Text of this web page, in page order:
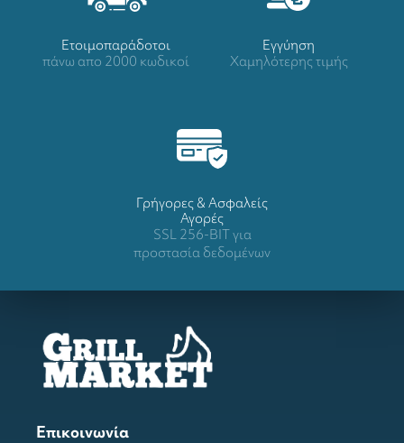
Ετοιμοπαράδοτοι
πάνω απο 2000 κωδικοί
Eγγύηση
Χαμηλότερης τιμής
Γρήγορες & Ασφαλείς
Αγορές
SSL 256-BIT για
προστασία δεδομένων
Επικοινωνία